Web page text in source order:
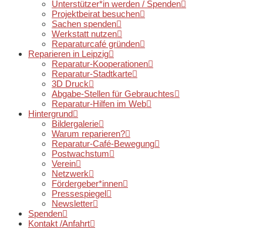
Unterstützer*in werden / Spenden
Projektbeirat besuchen
Sachen spenden
Werkstatt nutzen
Reparaturcafé gründen
Reparieren in Leipzig
Reparatur-Kooperationen
Reparatur-Stadtkarte
3D Druck
Abgabe-Stellen für Gebrauchtes
Reparatur-Hilfen im Web
Hintergrund
Bildergalerie
Warum reparieren?
Reparatur-Café-Bewegung
Postwachstum
Verein
Netzwerk
Fördergeber*innen
Pressespiegel
Newsletter
Spenden
Kontakt /Anfahrt